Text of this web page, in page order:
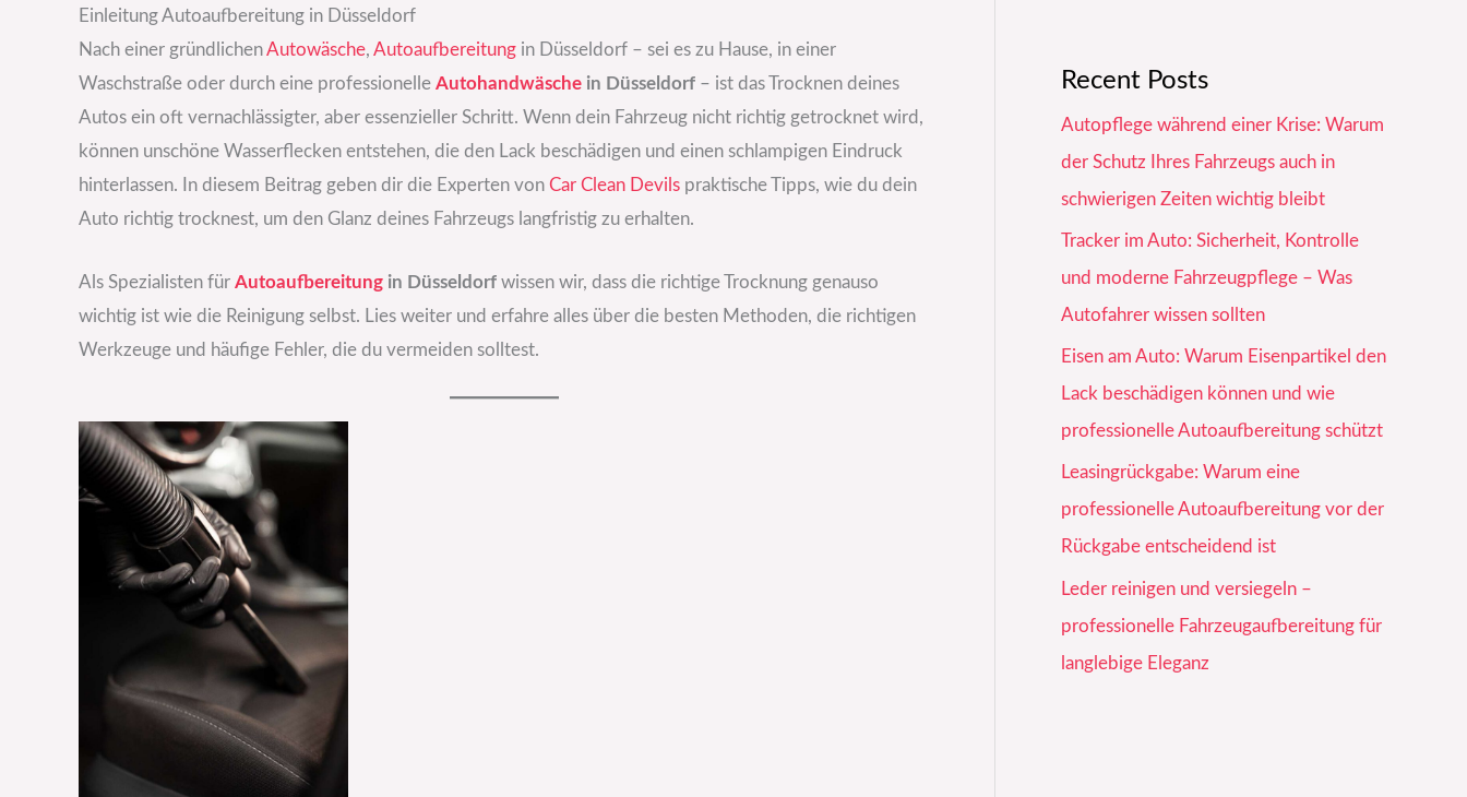
Einleitung Autoaufbereitung in Düsseldorf
Nach einer gründlichenAutowäsche, Autoaufbereitung in Düsseldorf – sei es zu Hause, in einer
Waschstraße oder durch eine professionelle Autohandwäsche in Düsseldorf – ist das Trocknen deines
Autos ein oft vernachlässigter, aber essenzieller Schritt. Wenn dein Fahrzeug nicht richtig getrocknet wird,
können unschöne Wasserflecken entstehen, die den Lack beschädigen und einen schlampigen Eindruck
hinterlassen. In diesem Beitrag geben dir die Experten von Car Clean Devils praktische Tipps, wie du dein
Auto richtig trocknest, um den Glanz deines Fahrzeugs langfristig zu erhalten.
Als Spezialisten für Autoaufbereitung in Düsseldorf wissen wir, dass die richtige Trocknung genauso
wichtig ist wie die Reinigung selbst. Lies weiter und erfahre alles über die besten Methoden, die richtigen
Werkzeuge und häufige Fehler, die du vermeiden solltest.
Recent Posts
Autopflege während einer Krise: Warum
der Schutz Ihres Fahrzeugs auch in
schwierigen Zeiten wichtig bleibt
Tracker im Auto: Sicherheit, Kontrolle
und moderne Fahrzeugpflege – Was
Autofahrer wissen sollten
Eisen am Auto: Warum Eisenpartikel den
Lack beschädigen können und wie
professionelle Autoaufbereitung schützt
Leasingrückgabe: Warum eine
professionelle Autoaufbereitung vor der
Rückgabe entscheidend ist
Leder reinigen und versiegeln –
professionelle Fahrzeugaufbereitung für
langlebige Eleganz